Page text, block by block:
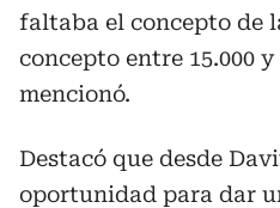
faltaba el concepto de
concepto entre 15.000 y
mencionó.
Destacó que desde
oportunidad para dar